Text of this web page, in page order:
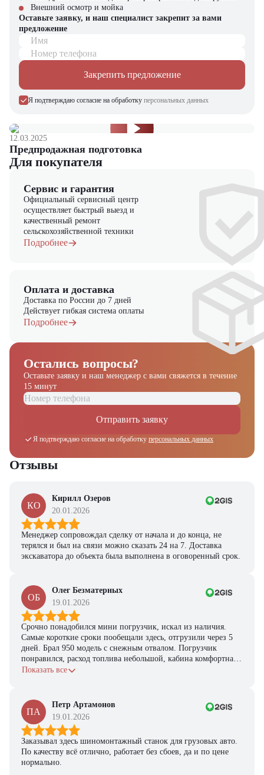
Крупные склады и логистические центры – быстрая погрузка,
разгрузка и перемещение грузов
Производственные предприятия – транспортировка сырья,
комплектующих и готовой продукции
Гипермаркеты и торговые комплексы – работа в зонах хранения
и приемки товаров
Сельское хозяйство и пищевая промышленность – перемещение
Строительные площадки – работа с материалами и
оборудованием
Почему стоит выбрать JAC CDD16-50-3 PRO MAX
Высочайшая грузоподъемность и высота подъема – решение для
самых сложных задач
Профессиональная надежность – техника рассчитана на
Экономия на обслуживании – электрический привод дешевле в
эксплуатации, чем дизельные аналоги
Комфорт и безопасность оператора – продуманная эргономика и
защитные системы
Компания "ЦТО" – официальный дилер техники JAC,
предлагающий новые модели складского оборудования с гарантией.
У нас вы найдете: широкий выбор спецтехники, вилочных
погрузчиков, малой складской техники, навесного оборудования,
запчасти для долгосрочной эксплуатации, профессиональные
консультации по выбору техники.
Внешний осмотр и мойка
Оставьте заявку, и наш специалист закрепит за вами
предложение
Имя
Номер телефона
Закрепить предложение
Я подтверждаю согласие на обработку персональных данных
12.03.2025
Предпродажная подготовка
Для покупателя
Сервис и гарантия
Официальный сервисный центр
осуществляет быстрый выезд и
качественный ремонт
сельскохозяйственной техники
Подробнее
Оплата и доставка
Доставка по России до 7 дней
Действует гибкая система оплаты
Подробнее
Остались вопросы?
Оставьте заявку и наш менеджер с вами свяжется в течение
15 минут
Отправить заявку
Я подтверждаю согласие на обработку персональных данных
Отзывы
КО
Кирилл Озеров
20.01.2026
Менеджер сопровождал сделку от начала и до конца, не
терялся и был на связи можно сказать 24 на 7. Доставка
экскаватора до объекта была выполнена в оговоренный срок.
ОБ
Олег Безматерных
19.01.2026
Срочно понадобился мини погрузчик, искал из наличия.
Самые короткие сроки пообещали здесь, отгрузили через 5
дней. Брал 950 модель с снежным отвалом. Погрузчик
понравился, расход топлива небольшой, кабина комфортная,
с задачами справляется.
Показать все
ПА
Петр Артамонов
19.01.2026
Заказывал здесь шиномонтажный станок для грузовых авто.
По качеству всё отлично, работает без сбоев, да и по цене
нормально.